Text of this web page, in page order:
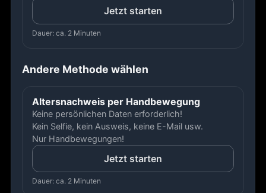
Jetzt starten
Dauer: ca. 2 Minuten
Andere Methode wählen
Altersnachweis per Handbewegung
Keine persönlichen Daten erforderlich!
Kein Selfie, kein Ausweis, keine E-Mail usw.
Nur Handbewegungen!
Jetzt starten
Dauer: ca. 2 Minuten